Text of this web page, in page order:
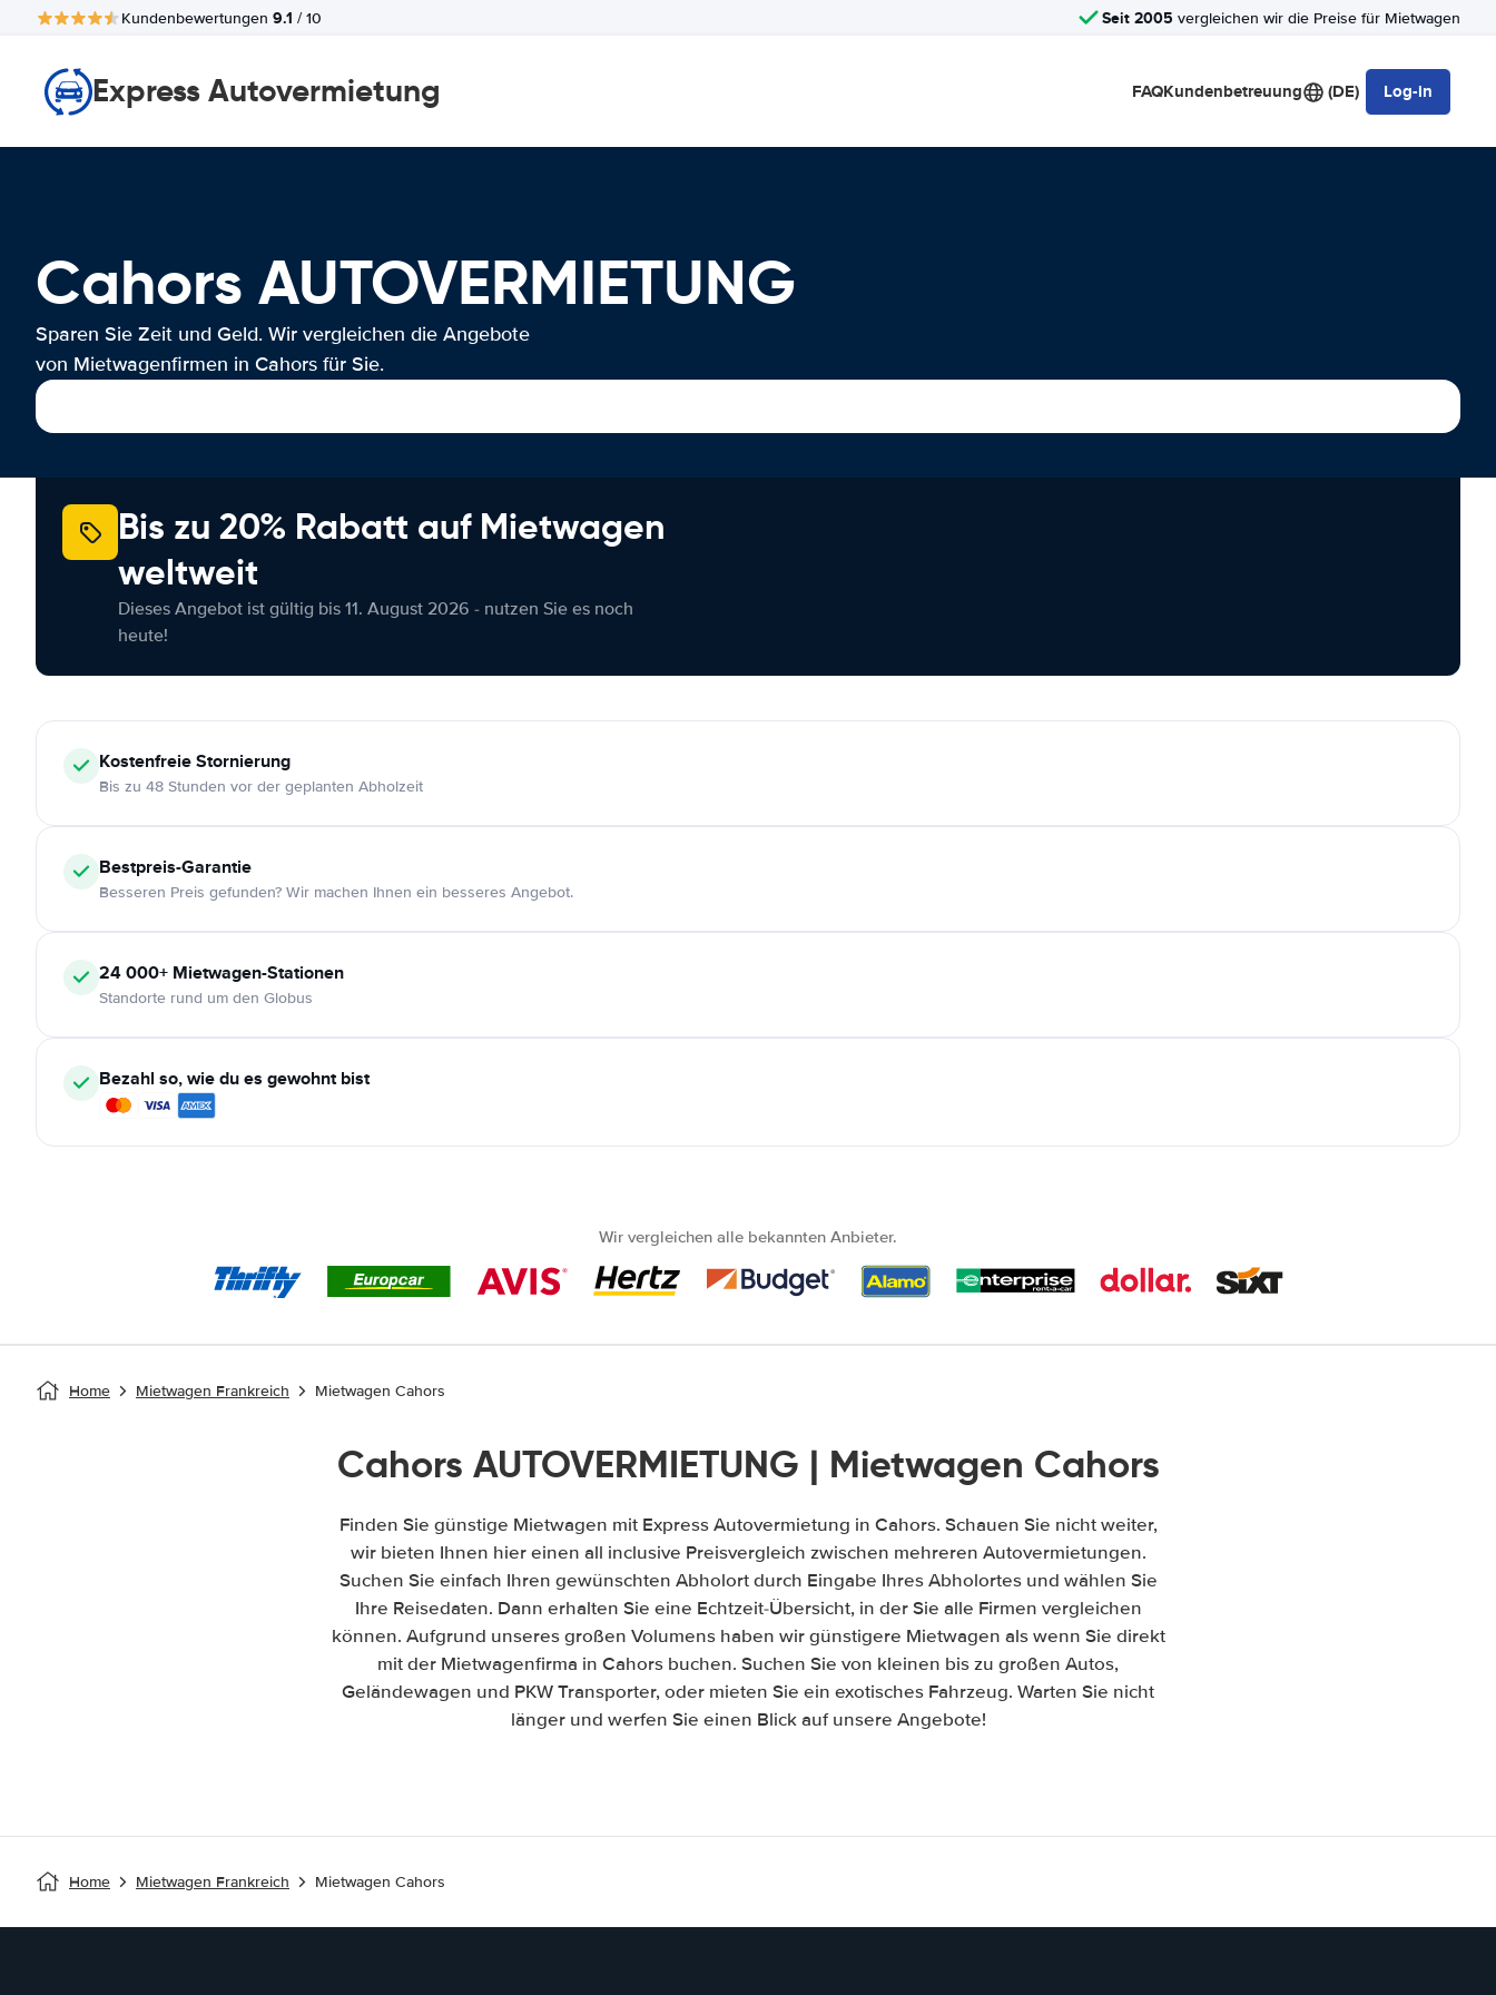
Kundenbewertungen 9.1 / 10 Seit 2005 vergleichen wir die Preise für Mietwagen
Express Autovermietung FAQKundenbetreuung (DE) Log-in
Cahors AUTOVERMIETUNG
Sparen Sie Zeit und Geld. Wir vergleichen die Angebote
von Mietwagenfirmen in Cahors für Sie.
Bis zu 20% Rabatt auf Mietwagen
weltweit
Dieses Angebot ist gültig bis 11. August 2026 - nutzen Sie es noch
heute!
KostenfreieStornierung
Bis zu 48 Stunden vor der geplanten Abholzeit
Bestpreis-Garantie
Besseren Preis gefunden? Wir machen Ihnen ein besseres Angebot.
24 000+ Mietwagen-Stationen
Standorte rund um den Globus
Bezahl so, wie du es gewohnt bist
Wir vergleichen alle bekannten Anbieter.
Home Mietwagen Frankreich Mietwagen Cahors
Cahors AUTOVERMIETUNG | Mietwagen Cahors
Finden Sie günstige Mietwagen mit Express Autovermietung in Cahors. Schauen Sie nicht weiter,
wir bieten Ihnen hier einen all inclusive Preisvergleich zwischen mehreren Autovermietungen.
Suchen Sie einfach Ihren gewünschten Abholort durch Eingabe Ihres Abholortes und wählen Sie
Ihre Reisedaten. Dann erhalten Sie eine Echtzeit-Übersicht, in der Sie alle Firmen vergleichen
können. Aufgrund unseres großen Volumens haben wir günstigere Mietwagen als wenn Sie direkt
mit der Mietwagenfirma in Cahors buchen. Suchen Sie von kleinen bis zu großen Autos,
Geländewagen und PKW Transporter, oder mieten Sie ein exotisches Fahrzeug. Warten Sie nicht
länger und werfen Sie einen Blick auf unsere Angebote!
Home Mietwagen Frankreich Mietwagen Cahors